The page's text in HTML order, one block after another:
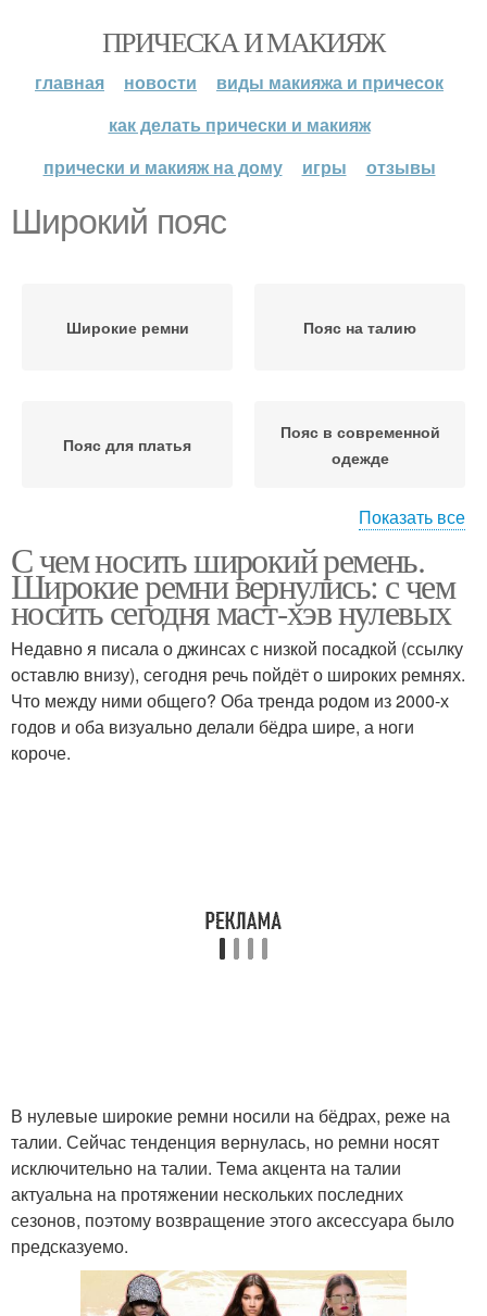
ПРИЧЕСКА И МАКИЯЖ
главная новости
виды макияжа и причесок
как делать прически и макияж
прически и макияж на дому
игры отзывы
Широкий пояс
Широкие ремни Пояс на талию
Пояс для платья
Пояс в современной
одежде
Платье с поясом
Платье-футляр с
поясом
Талии с поясом
Платье–рубашка с
поясом
Показать все
С чем носить широкий ремень.
Широкие ремни вернулись: с чем
носить сегодня маст-хэв нулевых
Недавно я писала о джинсах с низкой посадкой (ссылку
оставлю внизу), сегодня речь пойдёт о широких ремнях.
Что между ними общего? Оба тренда родом из 2000-х
годов и оба визуально делали бёдра шире, а ноги
короче.
В нулевые широкие ремни носили на бёдрах, реже на
талии. Сейчас тенденция вернулась, но ремни носят
исключительно на талии. Тема акцента на талии
актуальна на протяжении нескольких последних
сезонов, поэтому возвращение этого аксессуара было
предсказуемо.